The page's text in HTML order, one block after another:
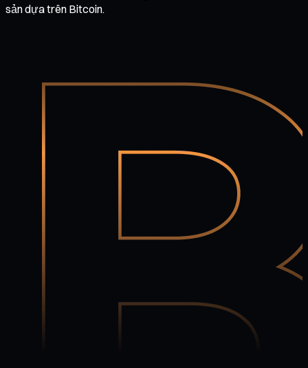
sản dựa trên Bitcoin.